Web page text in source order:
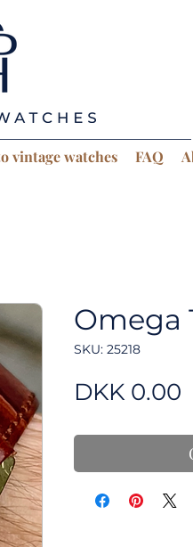
vintage watches FAQ
Omega
SKU: 25218
DKK 0.00